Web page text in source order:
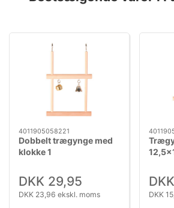
4011905058221
Dobbelt trægynge med
klokke 1
DKK 29,95
DKK 23,96 ekskl. moms DKK